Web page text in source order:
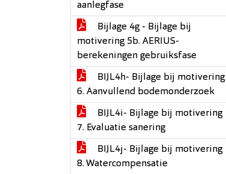
aanlegfase
Bijlage 4g - Bijlage bij
motivering 5b. AERIUS-
berekeningen gebruiksfase
BIJL4h- Bijlage bij motivering
6. Aanvullend bodemonderzoek
BIJL4i- Bijlage bij motivering
7. Evaluatie sanering
BIJL4j- Bijlage bij motivering
8. Watercompensatie